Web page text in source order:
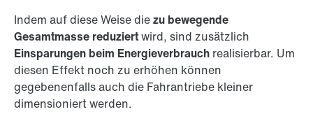
Indem auf diese Weise diezu bewegende
Gesamtmasse reduziertwird, sind zusätzlich
Einsparungen beim Energieverbrauch realisierbar. Um
diesen Effekt noch zu erhöhen können
gegebenenfalls auch die Fahrantriebe kleiner
dimensioniert werden.